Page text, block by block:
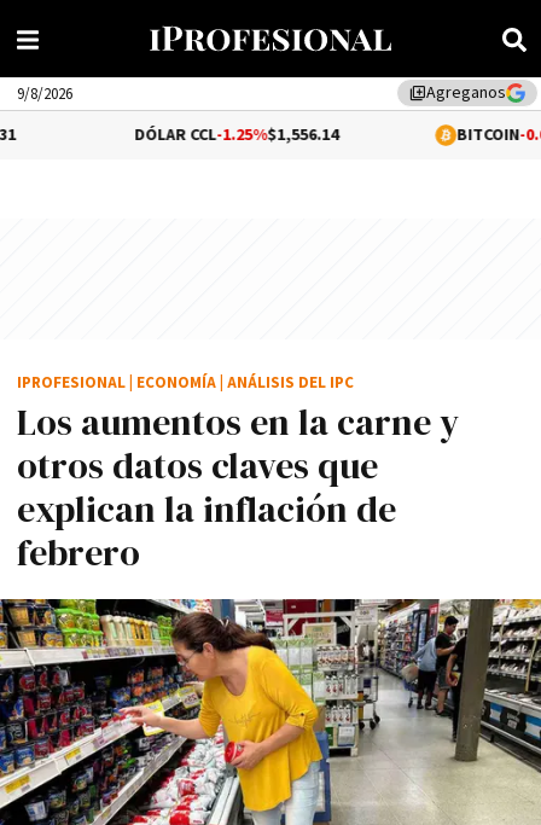
library_addAgreganos
9/8/2026
-1.25%$1,556.14 -0.02%
Los aumentos en la carne y
otros datos claves que
explican la inflación de
febrero
IPROFESIONAL ECONOMÍA ANÁLISIS DEL IPC